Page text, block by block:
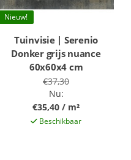
Nieuw!
Tuinvisie | Serenio
Donker grijs nuance
60x60x4 cm
€37,30
Nu:
€35,40 / m²
Beschikbaar